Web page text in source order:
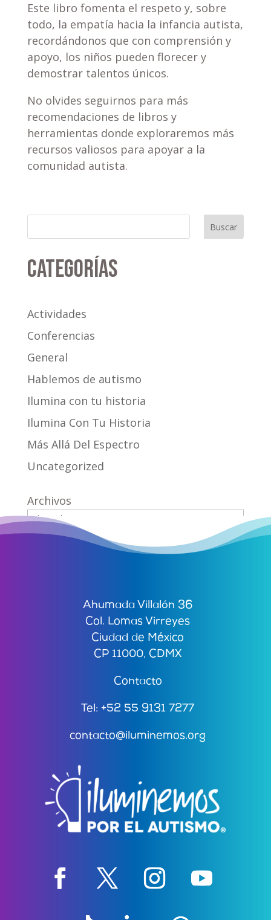
Este libro fomenta el respeto y, sobre
todo, la empatía hacia la infancia autista,
recordándonos que con comprensión y
apoyo, los niños pueden florecer y
demostrar talentos únicos.
No olvides seguirnos para más
recomendaciones de libros y
herramientas donde exploraremos más
recursos valiosos para apoyar a la
comunidad autista.
Buscar
Categorías
Actividades
Conferencias
General
Hablemos de autismo
Ilumina con tu historia
Ilumina Con Tu Historia
Más Allá Del Espectro
Uncategorized
Archivos
Ahumada Villalón 36
Col. Lomas Virreyes
Ciudad de México
CP 11000, CDMX
Contacto
Tel: +52 55 9131 7277
contacto@iluminemos.org